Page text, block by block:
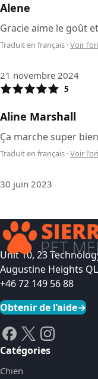
Alene
Gracie aime le goût
Traduit en français ·Voir
21 novembre 2024
5
Aline Marshall
Ça marche super
Traduit en français ·Voir
30 juin 2023
Unit 10, 23
Augustine Heights
+46 72 149 56 88
Obtenir de l’aide→
Catégories
Chien